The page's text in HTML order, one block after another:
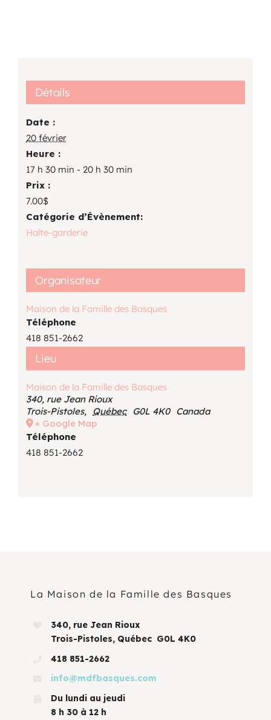
Détails
Date :
20 février
Heure :
17 h 30 min - 20 h 30 min
Prix :
7.00$
Catégorie d’Évènement:
Halte-garderie
Lieu
Maison de la Famille des Basques
340, rue Jean Rioux
Trois-Pistoles, Québec G0L 4K0 Canada
+ Google Map
Téléphone
418 851-2662
Organisateur
Maison de la Famille des Basques
Téléphone
418 851-2662
La Maison de la Famille des Basques
340, rue Jean Rioux
Trois-Pistoles, Québec G0L 4K0
418 851-2662
info@mdfbasques.com
Du lundi au jeudi
8 h 30 à 12 h